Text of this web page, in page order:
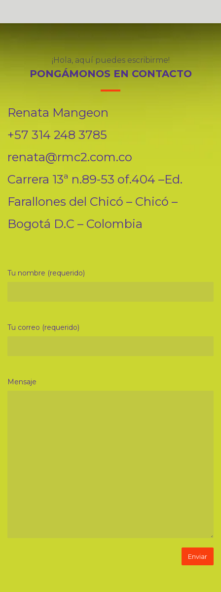
¡Hola, aquí puedes escribirme!
PONGÁMONOS EN CONTACTO
Renata Mangeon
+57 314 248 3785
renata@rmc2.com.co
Carrera 13ª n.89-53 of.404 –Ed.
Farallones del Chicó – Chicó –
Bogotá D.C – Colombia
Tu nombre (requerido)
Tu correo (requerido)
Mensaje